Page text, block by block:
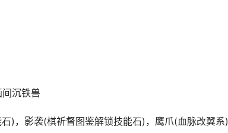
沉铁兽
)，影袭(棋祈督图鉴解锁技能石)，鹰爪(血脉改翼系)